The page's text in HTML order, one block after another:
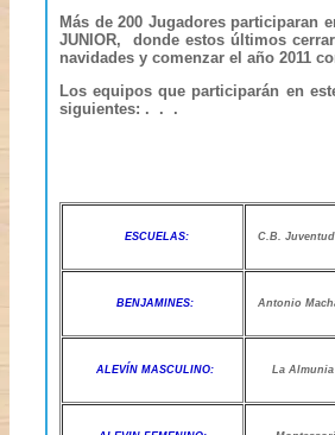
Más de 200 Jugadores participaran
JUNIOR, donde estos últimos
navidades y comenzar el año 2011
Los equipos que participarán en
siguientes: . . .
ESCUELAS: C.B. Juventud
BENJAMINES: Antonio
ALEVÍN MASCULINO: La Almunia